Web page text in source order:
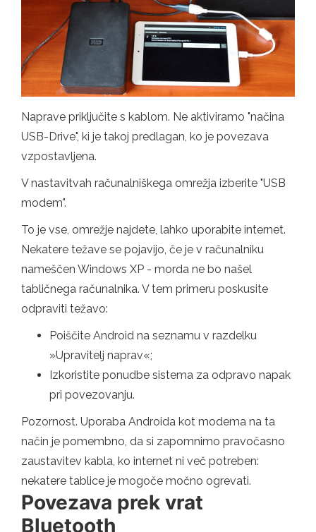
Naprave priključite s kablom. Ne aktiviramo "načina
USB-Drive", ki je takoj predlagan, ko je povezava
vzpostavljena.
V nastavitvah računalniškega omrežja izberite "USB
modem".
To je vse, omrežje najdete, lahko uporabite internet.
Nekatere težave se pojavijo, če je v računalniku
nameščen Windows XP - morda ne bo našel
tabličnega računalnika. V tem primeru poskusite
odpraviti težavo:
Poiščite Android na seznamu v razdelku
»Upravitelj naprav«;
Izkoristite ponudbe sistema za odpravo napak
pri povezovanju.
Pozornost. Uporaba Androida kot modema na ta
način je pomembno, da si zapomnimo pravočasno
zaustavitev kabla, ko internet ni več potreben:
nekatere tablice je mogoče močno ogrevati.
Povezava prek vrat
Bluetooth